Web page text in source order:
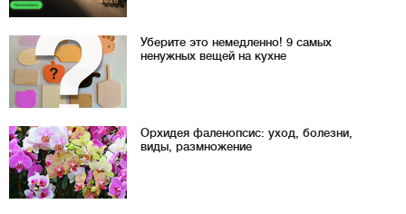
Уберите это немедленно! 9 самых
ненужных вещей на кухне
Орхидея фаленопсис: уход, болезни,
виды, размножение